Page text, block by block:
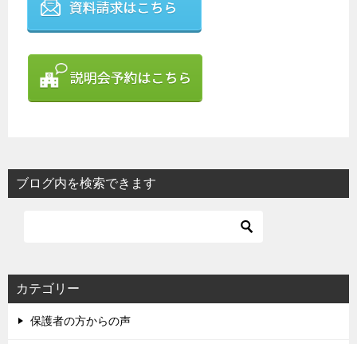
ブログ内を検索できます
カテゴリー
保護者の方からの声